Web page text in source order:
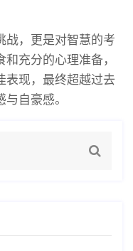
战，更是对智慧的考
充分的心理准备，
表现，最终超越过去
自豪感。